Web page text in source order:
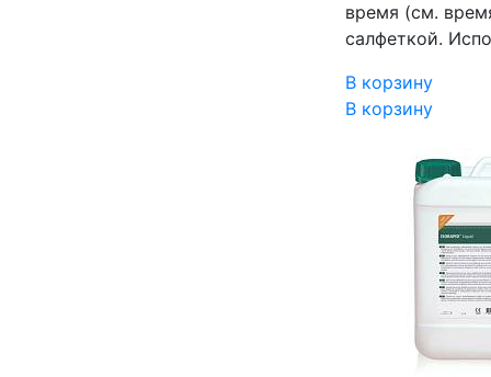
время (см.
салфеткой.
В корзину
В корзину